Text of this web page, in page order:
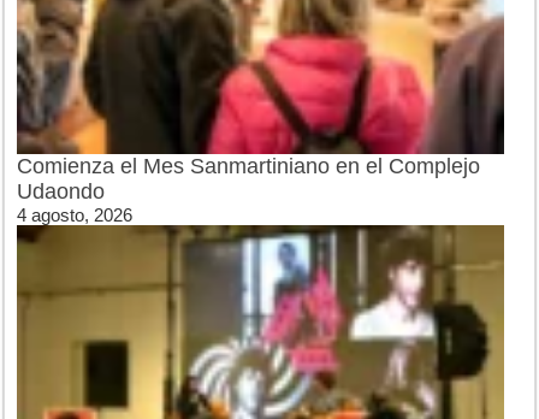
Comienza el Mes Sanmartiniano en el Complejo
Udaondo
4 agosto, 2026